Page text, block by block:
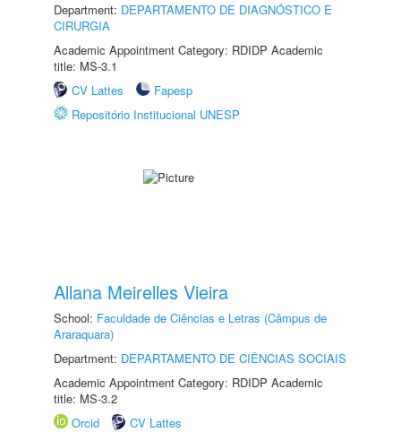
Department: DEPARTAMENTO DE DIAGNÓSTICO E
CIRURGIA
Academic Appointment Category: RDIDP Academic
title: MS-3.1
CV Lattes
Fapesp
Repositório Institucional UNESP
Allana Meirelles Vieira
School: Faculdade de Ciências e Letras (Câmpus de
Araraquara)
Department: DEPARTAMENTO DE CIÊNCIAS SOCIAIS
Academic Appointment Category: RDIDP Academic
title: MS-3.2
Orcid
CV Lattes